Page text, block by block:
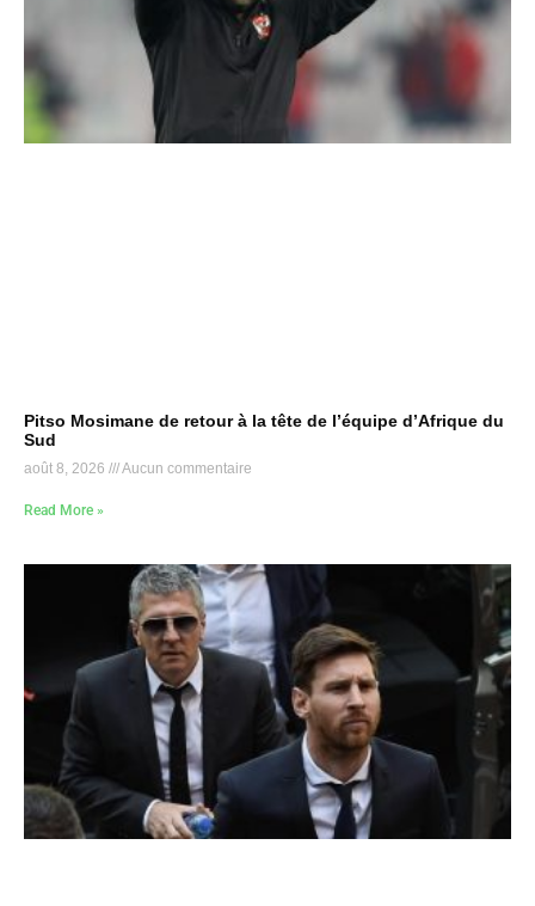
Pitso Mosimane de retour à la tête de l’équipe d’Afrique du
Sud
août 8, 2026 Aucun commentaire
Read More »